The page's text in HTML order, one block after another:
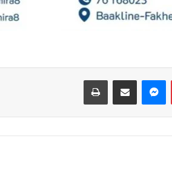
بينتيريستماسنجر مشاركة عبر البريد طباعة